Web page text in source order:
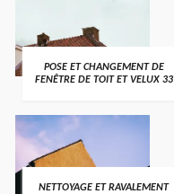
POSE ET CHANGEMENT DE
FENÊTRE DE TOIT ET VELUX 33
NETTOYAGE ET RAVALEMENT